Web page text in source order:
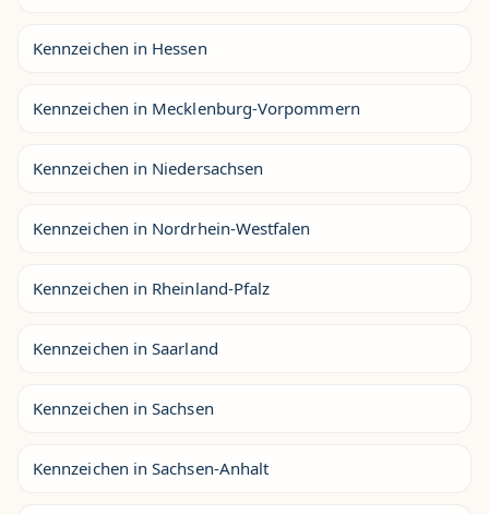
Kennzeichen in Hessen
Kennzeichen in Mecklenburg-Vorpommern
Kennzeichen in Niedersachsen
Kennzeichen in Nordrhein-Westfalen
Kennzeichen in Rheinland-Pfalz
Kennzeichen in Saarland
Kennzeichen in Sachsen
Kennzeichen in Sachsen-Anhalt